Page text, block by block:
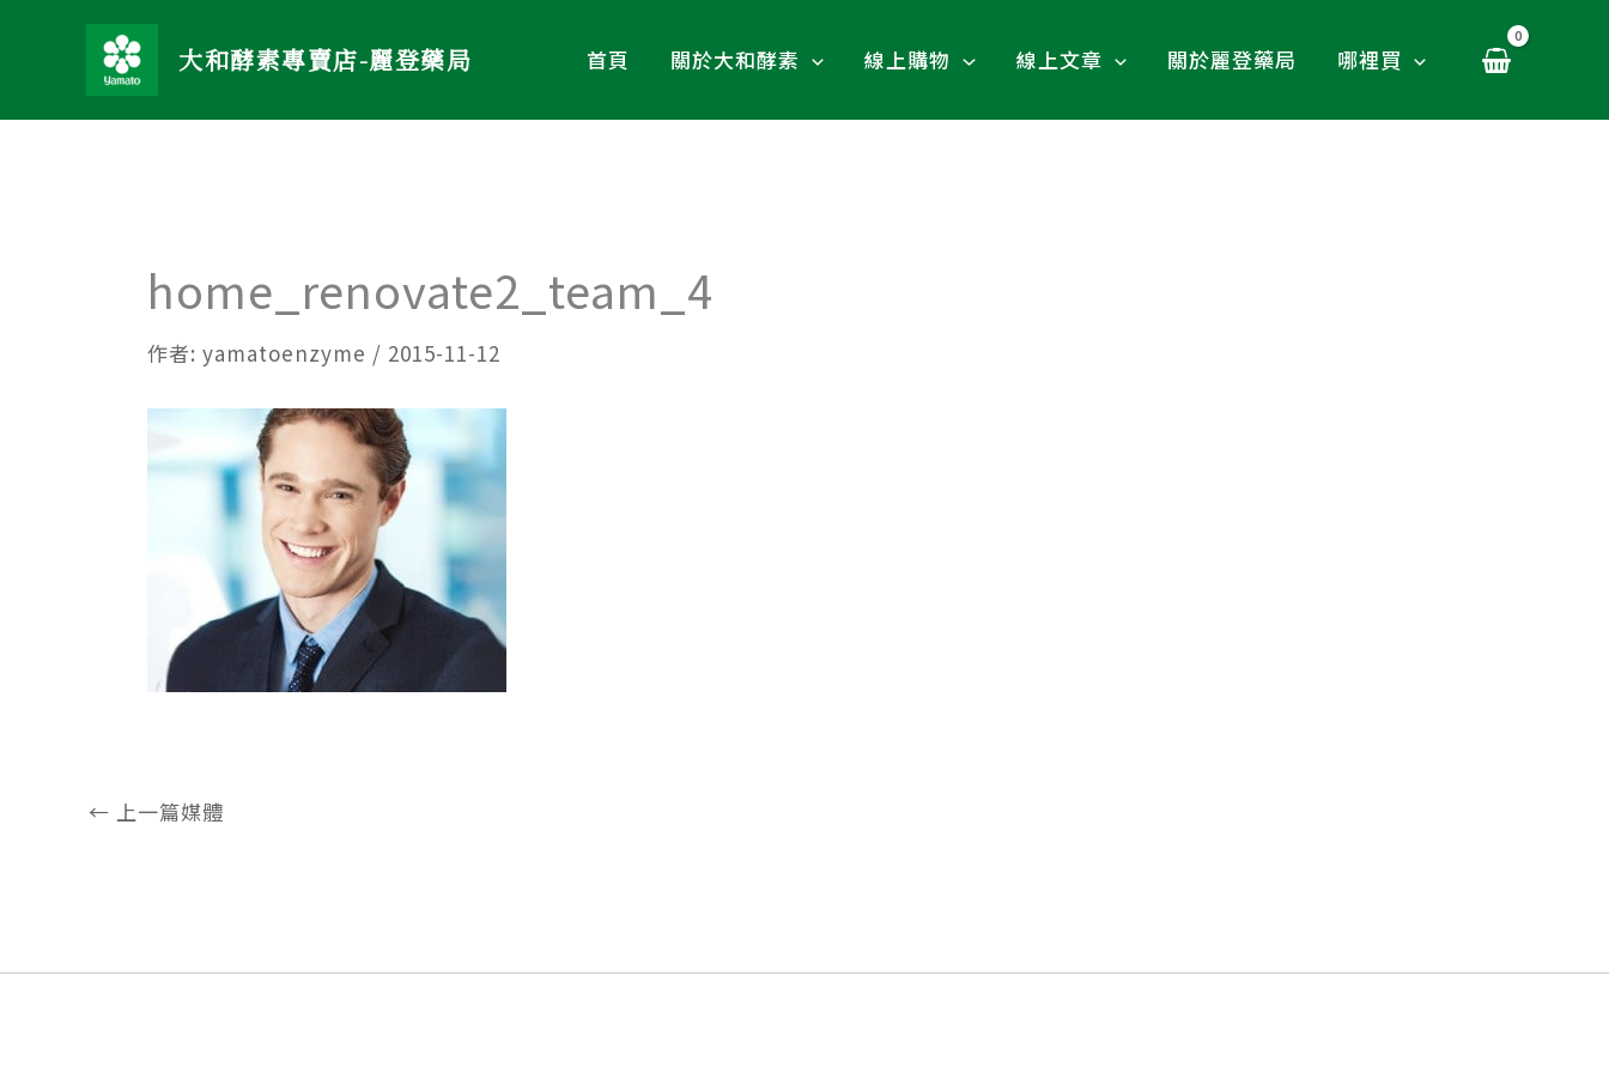
要
大和酵素專賣店-麗登藥局 首頁 關於大和酵素 線上購物 線上文章 關於麗登藥局 哪裡買
home_renovate2_team_4
作者: yamatoenzyme / 2015-11-12
← 上一篇媒體